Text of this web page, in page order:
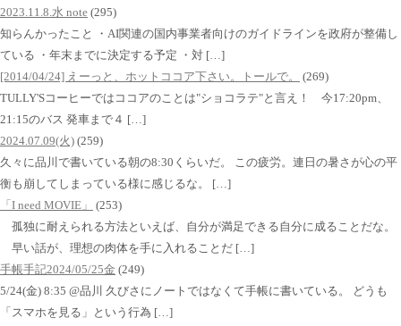
2023.11.8.水 note (295)
知らんかったこと ・AI関連の国内事業者向けのガイドラインを政府が整備し
ている ・年末までに決定する予定 ・対 […]
[2014/04/24] えーっと、ホットココア下さい。トールで。
(269)
TULLY'Sコーヒーではココアのことは"ショコラテ"と言え！ 今17:20pm、
21:15のバス 発車まで４ […]
2024.07.09(火) (259)
久々に品川で書いている朝の8:30くらいだ。 この疲労。連日の暑さが心の平
衡も崩してしまっている様に感じるな。 […]
「I need MOVIE」
(253)
孤独に耐えられる方法といえば、自分が満足できる自分に成ることだな。
早い話が、理想の肉体を手に入れることだ […]
手帳手記2024/05/25金 (249)
5/24(金) 8:35 @品川 久びさにノートではなくて手帳に書いている。 どうも
「スマホを見る」という行為 […]